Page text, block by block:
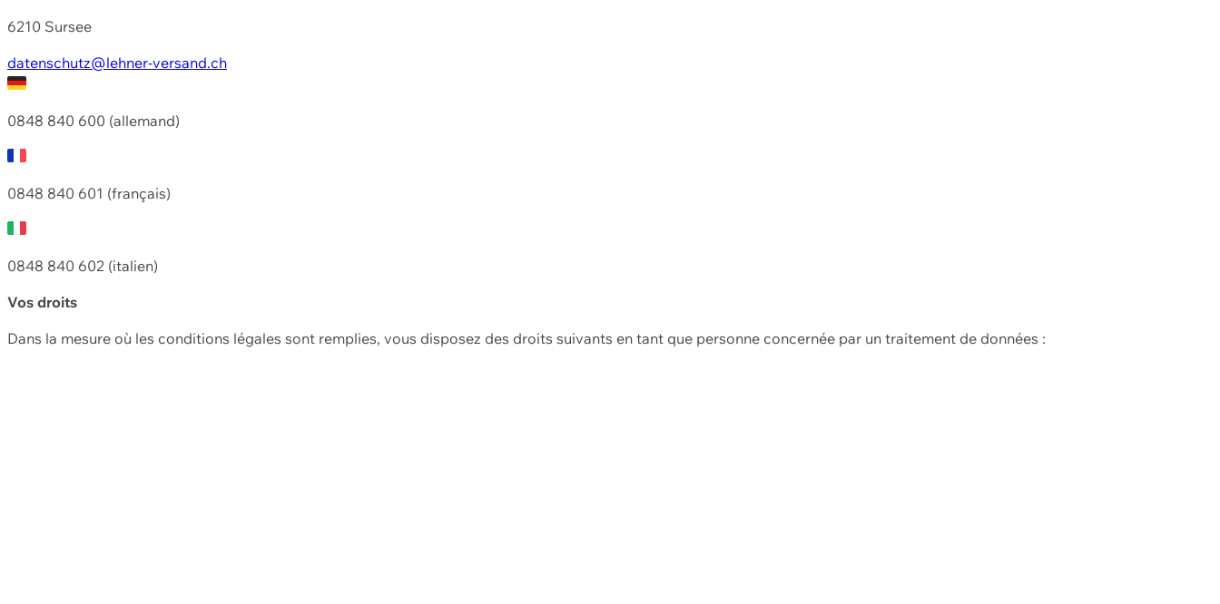
6210 Sursee
datenschutz@lehner-versand.ch
0848 840 600 (allemand)
0848 840 601 (français)
0848 840 602 (italien)
Vos droits
Dans la mesure où les conditions légales sont remplies, vous disposez des droits suivants en tant que personne concernée par un traitement de données :